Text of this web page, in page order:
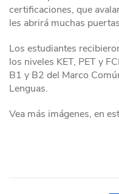
certificaciones, que
les abrirá muchas
Los estudiantes
los niveles KET, PET y
B1 y B2 del Marco
Lenguas.
Vea más imágenes, en